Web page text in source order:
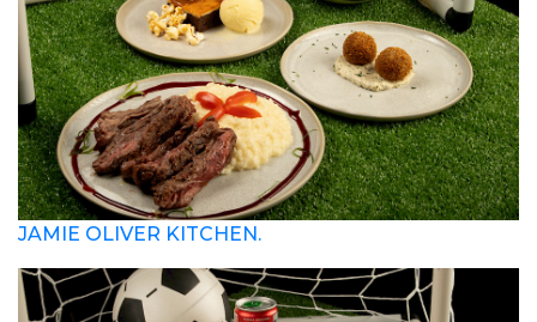
JAMIE OLIVER KITCHEN.